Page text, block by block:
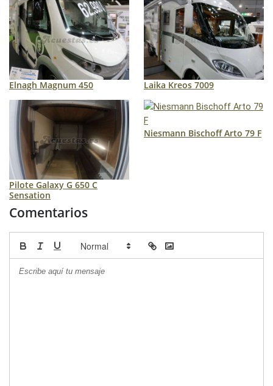
Elnagh Magnum 450 Laika Kreos 7009
Pilote Galaxy G 650 C
Sensation
Niesmann Bischoff Arto 79 F
Comentarios